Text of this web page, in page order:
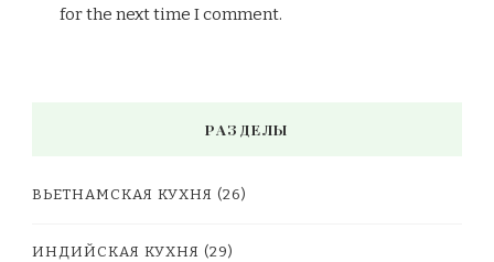
for the next time I comment.
РАЗДЕЛЫ
ВЬЕТНАМСКАЯ КУХНЯ (26)
ИНДИЙСКАЯ КУХНЯ (29)